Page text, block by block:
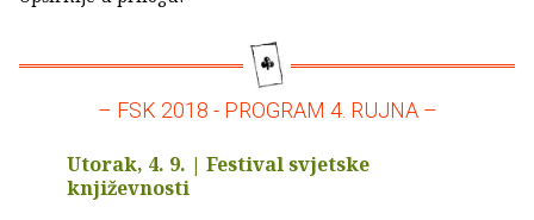
– FSK 2018 - PROGRAM 4. RUJNA –
Utorak, 4. 9. | Festival svjetske
književnosti